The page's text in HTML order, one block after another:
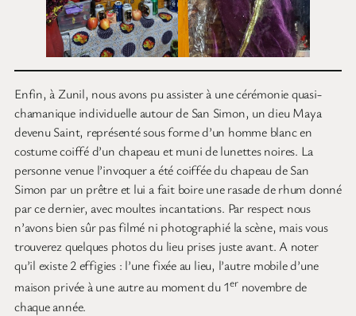
Enfin, à Zunil, nous avons pu assister à une cérémonie quasi-
chamanique individuelle autour de San Simon, un dieu Maya
devenu Saint, représenté sous forme d’un homme blanc en
costume coiffé d’un chapeau et muni de lunettes noires. La
personne venue l’invoquer a été coiffée du chapeau de San
Simon par un prêtre et lui a fait boire une rasade de rhum donné
par ce dernier, avec moultes incantations. Par respect nous
n’avons bien sûr pas filmé ni photographié la scène, mais vous
trouverez quelques photos du lieu prises juste avant. A noter
qu’il existe 2 effigies : l’une fixée au lieu, l’autre mobile d’une
maison privée à une autre au moment du 1ernovembre de
chaque année.